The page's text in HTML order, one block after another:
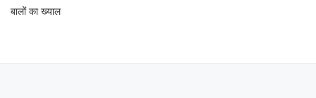
बालों का ख्याल